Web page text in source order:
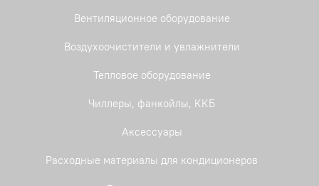
Вентиляционное оборудование
Воздухоочистители и увлажнители
Тепловое оборудование
Чиллеры, фанкойлы, ККБ
Аксессуары
Расходные материалы для кондиционеров